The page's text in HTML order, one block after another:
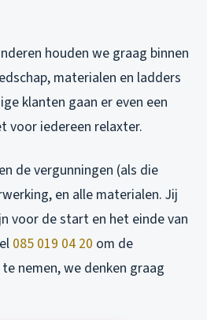
houden we graag binnen
materialen en ladders
klanten gaan er even een
voor iedereen relaxter.
de vergunningen (als die
en alle materialen. Jij
voor de start en het einde van
085 019 04 20 om de
nemen, we denken graag